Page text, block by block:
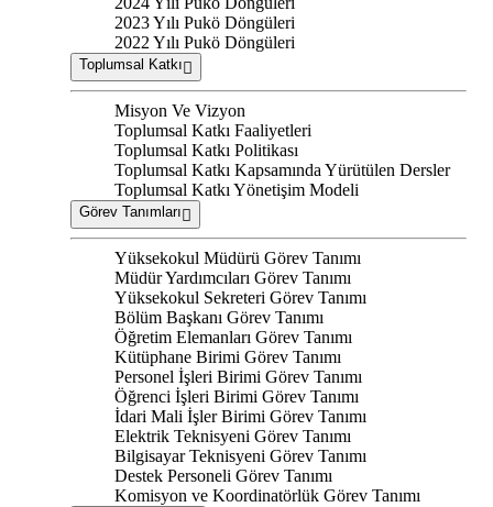
2023 Yılı Pukö Döngüleri
2022 Yılı Pukö Döngüleri
Toplumsal Katkı
Misyon Ve Vizyon
Toplumsal Katkı Faaliyetleri
Toplumsal Katkı Politikası
Toplumsal Katkı Kapsamında Yürütülen Dersler
Toplumsal Katkı Yönetişim Modeli
Görev Tanımları
Yüksekokul Müdürü Görev Tanımı
Müdür Yardımcıları Görev Tanımı
Yüksekokul Sekreteri Görev Tanımı
Bölüm Başkanı Görev Tanımı
Öğretim Elemanları Görev Tanımı
Kütüphane Birimi Görev Tanımı
Personel İşleri Birimi Görev Tanımı
Öğrenci İşleri Birimi Görev Tanımı
İdari Mali İşler Birimi Görev Tanımı
Elektrik Teknisyeni Görev Tanımı
Bilgisayar Teknisyeni Görev Tanımı
Destek Personeli Görev Tanımı
Komisyon ve Koordinatörlük Görev Tanımı